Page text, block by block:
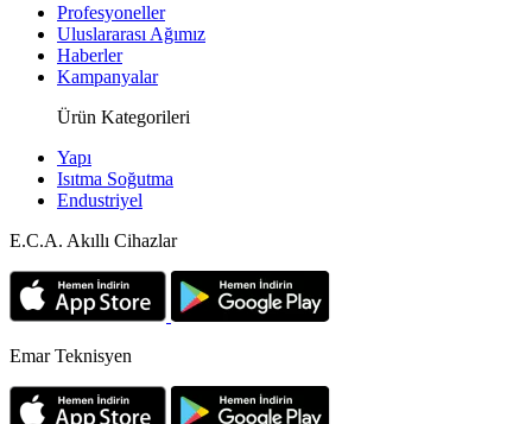
Profesyoneller
Uluslararası Ağımız
Haberler
Kampanyalar
Ürün Kategorileri
Yapı
Isıtma Soğutma
Endustriyel
E.C.A. Akıllı Cihazlar
Emar Teknisyen